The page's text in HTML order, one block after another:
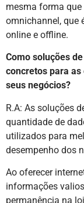
mesma forma
omnichannel, que
online e offline.
Como soluções
concretos para
seus negócios?
R.A: As soluções
quantidade de
utilizados para
desempenho dos
Ao oferecer
informações
permanência na